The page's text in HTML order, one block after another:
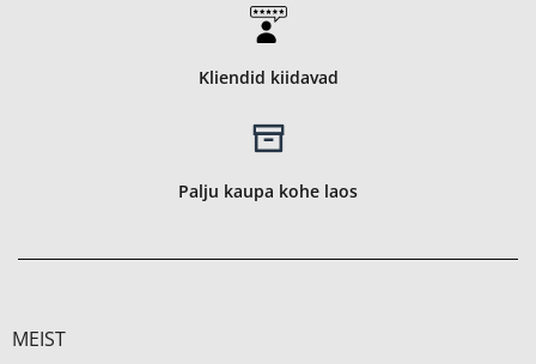
Kliendid kiidavad
Palju kaupa kohe laos
MEIST